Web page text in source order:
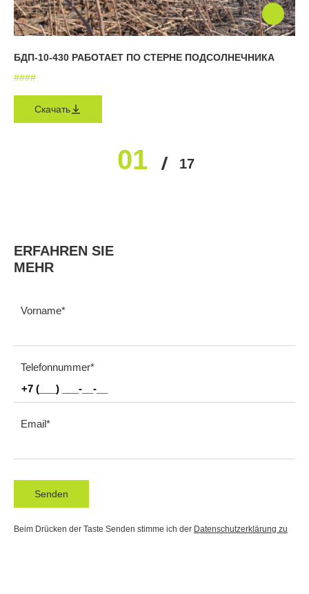
БДП-10-430 РАБОТАЕТ ПО СТЕРНЕ ПОДСОЛНЕЧНИКА
####
Скачать
01
0203 04 05…
17
ERFAHREN SIE
MEHR
Vorname
Telefonnummer
Email
Senden
Beim Drücken der Taste Senden stimme ich der Datenschutzerklärung zu